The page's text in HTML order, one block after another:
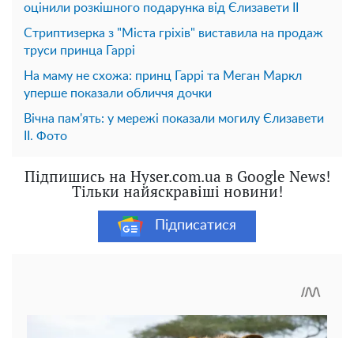
оцінили розкішного подарунка від Єлизавети II
Стриптизерка з "Міста гріхів" виставила на продаж
труси принца Гаррі
На маму не схожа: принц Гаррі та Меган Маркл
уперше показали обличчя дочки
Вічна пам'ять: у мережі показали могилу Єлизавети
ІІ. Фото
Підпишись на Hyser.com.ua в Google News!
Тільки найяскравіші новини!
Підписатися